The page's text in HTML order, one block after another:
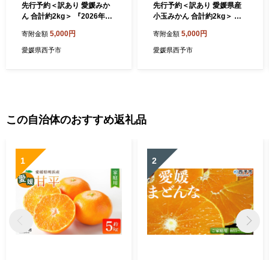
先行予約＜訳あり 愛媛みか
ん 合計約2kg＞ 『2026年11
みかん フレッシュ ご家庭用
ご自宅 蜜柑 愛媛県産 キロ 果
寄附金額 5,000円
愛媛県西予市
先行予約＜訳あり 愛媛県産
小玉みかん 合計約2kg＞ 『2
定』 甘さ凝縮 フレッシュ ご
家庭用 ご自宅 蜜柑 果肉 お試
寄附金額 5,000円
愛媛県西予市
この自治体のおすすめ返礼品
1 2